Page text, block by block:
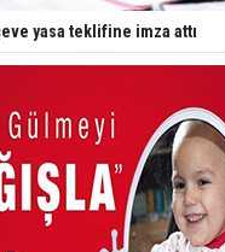
yasa teklifine imza attı